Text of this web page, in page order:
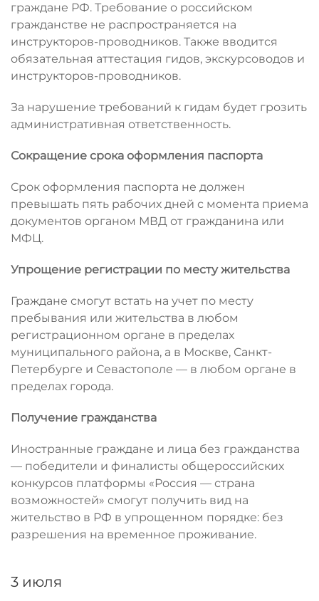
граждане РФ. Требование о российском
гражданстве не распространяется на
инструкторов-проводников. Также вводится
обязательная аттестация гидов, экскурсоводов и
инструкторов-проводников.
За нарушение требований к гидам будет грозить
административная ответственность.
Сокращение срока оформления паспорта
Срок оформления паспорта не должен
превышать пять рабочих дней с момента приема
документов органом МВД от гражданина или
МФЦ.
Упрощение регистрации по месту жительства
Граждане смогут встать на учет по месту
пребывания или жительства в любом
регистрационном органе в пределах
муниципального района, а в Москве, Санкт-
Петербурге и Севастополе — в любом органе в
пределах города.
Получение гражданства
Иностранные граждане и лица без гражданства
— победители и финалисты общероссийских
конкурсов платформы «Россия — страна
возможностей» смогут получить вид на
жительство в РФ в упрощенном порядке: без
разрешения на временное проживание.
3 июля